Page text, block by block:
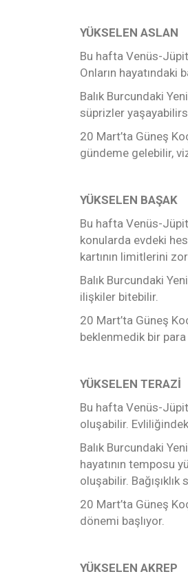
YÜKSELEN ASLAN
Bu hafta Venüs-
Onların hayatındaki
Balık Burcundaki
süprizler
20 Mart’ta Güneş
gündeme gelebilir,
YÜKSELEN BAŞAK
Bu hafta Venüs-
konularda evdeki
kartının limitlerini
Balık Burcundaki
ilişkiler bitebilir.
20 Mart’ta Güneş
beklenmedik bir para
YÜKSELEN TERAZİ
Bu hafta Venüs-
oluşabilir.
Balık Burcundaki
hayatının temposu
oluşabilir.
20 Mart’ta Güneş
dönemi başlıyor.
YÜKSELEN AKREP